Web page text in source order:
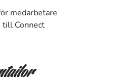
medarbetare
till Connect